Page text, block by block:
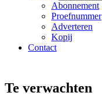
Abonnement
Proefnummer
Adverteren
Kopij
Contact
Te verwachten